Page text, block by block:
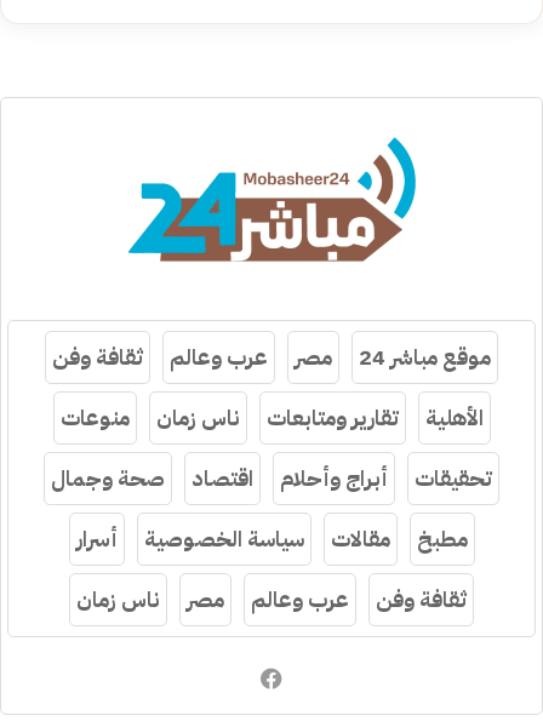
موقع مباشر 24 مصر عرب وعالم
ثقافة وفن
الأهلية
تقارير ومتابعات ناس زمان
منوعات
تحقيقات
أبراج وأحلام اقتصاد
صحة وجمال
مطبخ
مقالات سياسة الخصوصية
أسرار
ثقافة وفن
عرب وعالم مصر ناس زمان
فيسبوك